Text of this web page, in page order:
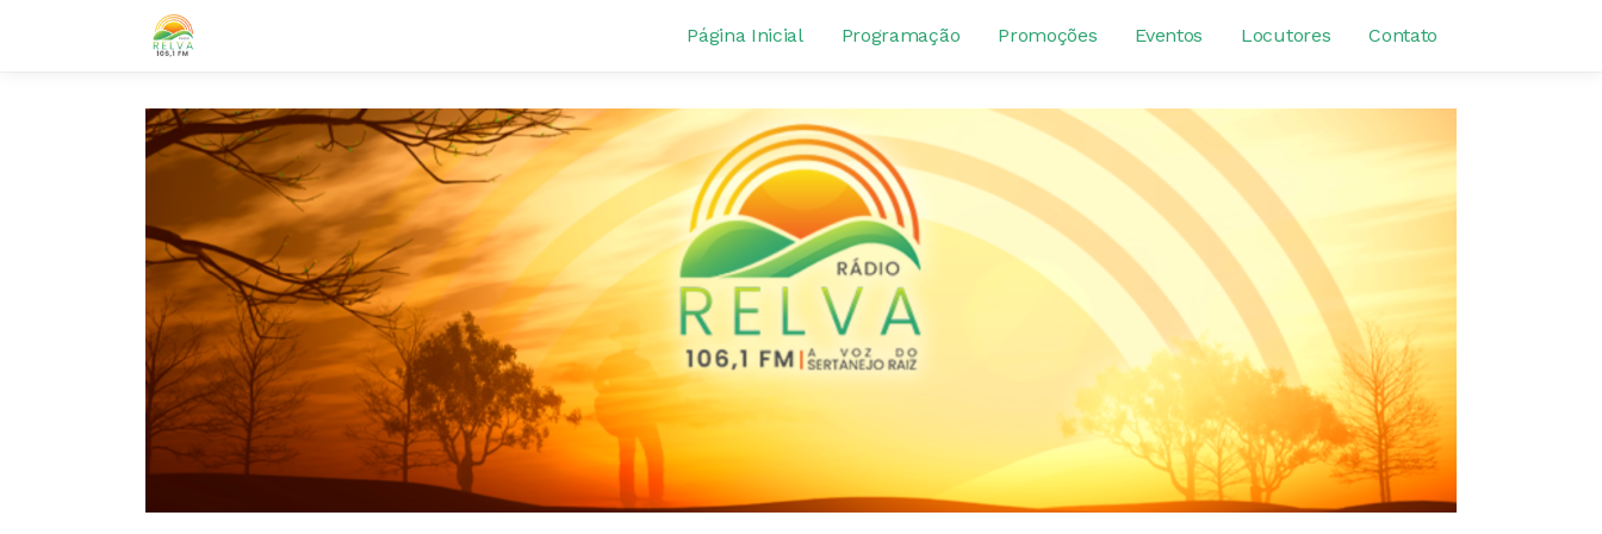
Página Inicial Programação Promoções Eventos Locutores Contato